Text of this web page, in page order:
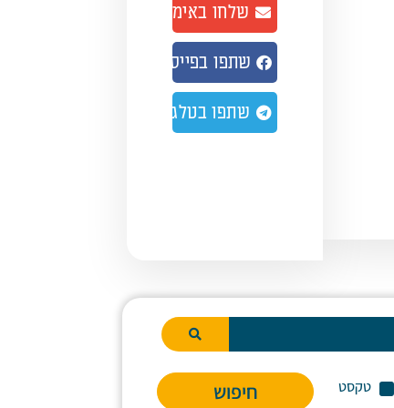
שלחו באימייל
שתפו בפייסבוק
שתפו בטלגרם
טקסט חיפוש